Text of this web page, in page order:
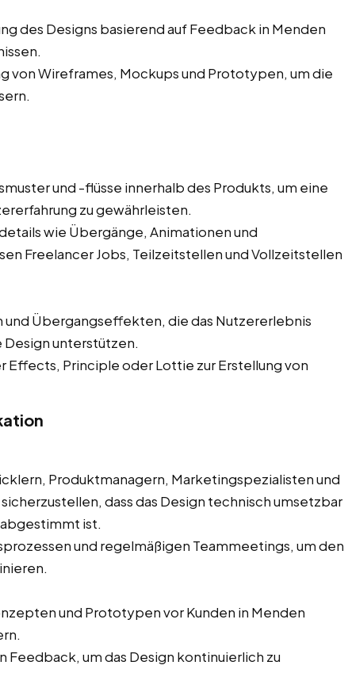
des Designs basierend auf Feedback in Menden
von Wireframes, Mockups und Prototypen, um die
und -flüsse innerhalb des Produkts, um eine
zu gewährleisten.
wie Übergänge, Animationen und
Freelancer Jobs, Teilzeitstellen und Vollzeitstellen
und Übergangseffekten, die das Nutzererlebnis
Design unterstützen.
Effects, Principle oder Lottie zur Erstellung von
Produktmanagern, Marketingspezialisten und
dass das Design technisch umsetzbar
ist.
und regelmäßigen Teammeetings, um den
und Prototypen vor Kunden in Menden
Feedback, um das Design kontinuierlich zu